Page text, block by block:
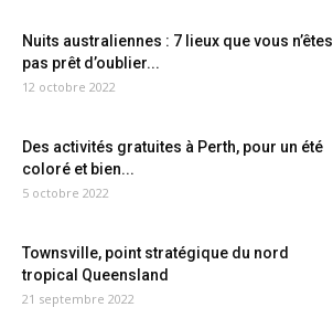
Nuits australiennes : 7 lieux que vous n’êtes
pas prêt d’oublier...
12 octobre 2022
Des activités gratuites à Perth, pour un été
coloré et bien...
5 octobre 2022
Townsville, point stratégique du nord
tropical Queensland
21 septembre 2022